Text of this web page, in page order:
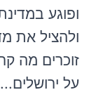
ופוגע
ולהציל את
זוכרים מה
על ירושלים...